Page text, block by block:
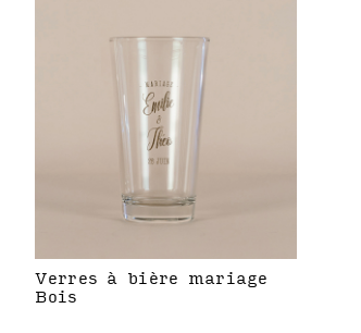
Verres à bière mariage
Bois